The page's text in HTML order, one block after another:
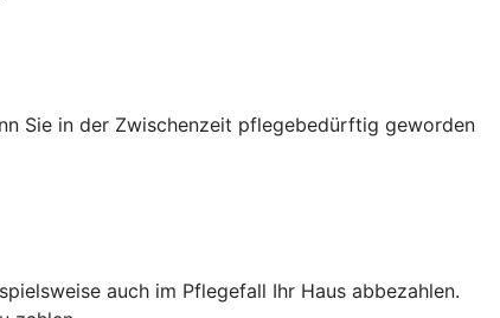
Sie in der Zwischenzeit pflegebedürftig geworden
auch im Pflegefall Ihr Haus abbezahlen.